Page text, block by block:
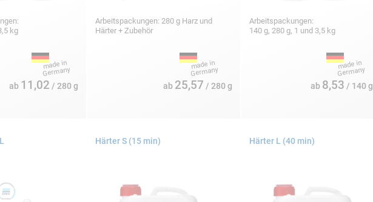
kg
ab 11,02 / 280 g
Arbeitspackungen: 280 g Harz und
Härter + Zubehör
ab 25,57 / 280 g
Arbeitspackungen:
140 g, 280 g, 1 und 3,5 kg
ab 8,53 / 140 g
Härter S (15 min) Härter L (40 min)